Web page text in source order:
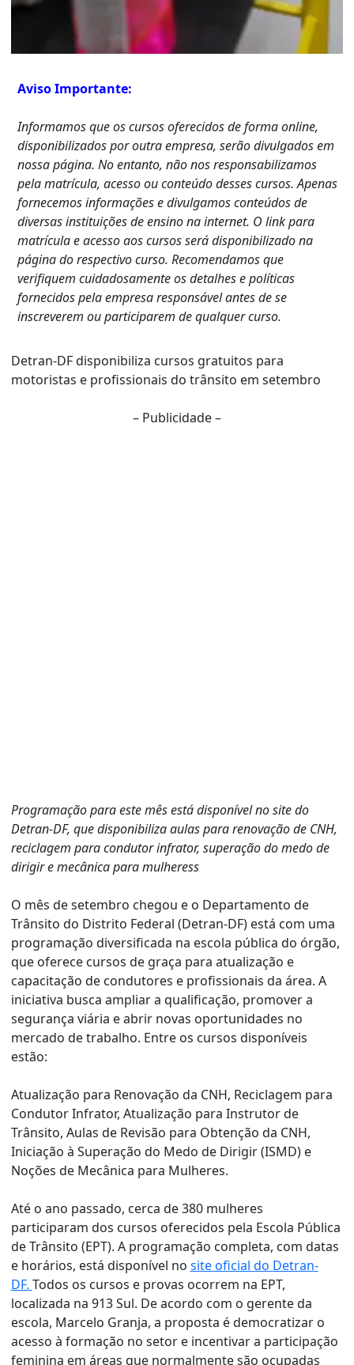
Aviso Importante:
Informamos que os cursos oferecidos de forma online,
disponibilizados por outra empresa, serão divulgados em
nossa página. No entanto, não nos responsabilizamos
pela matrícula, acesso ou conteúdo desses cursos. Apenas
fornecemos informações e divulgamos conteúdos de
diversas instituições de ensino na internet. O link para
matrícula e acesso aos cursos será disponibilizado na
página do respectivo curso. Recomendamos que
verifiquem cuidadosamente os detalhes e políticas
fornecidos pela empresa responsável antes de se
inscreverem ou participarem de qualquer curso.
Detran-DF disponibiliza cursos gratuitos para
motoristas e profissionais do trânsito em setembro
– Publicidade –
Programação para este mês está disponível no site do
Detran-DF, que disponibiliza aulas para renovação de CNH,
reciclagem para condutor infrator, superação do medo de
dirigir e mecânica para mulheress
O mês de setembro chegou e o Departamento de
Trânsito do Distrito Federal (Detran-DF) está com uma
programação diversificada na escola pública do órgão,
que oferece cursos de graça para atualização e
capacitação de condutores e profissionais da área. A
iniciativa busca ampliar a qualificação, promover a
segurança viária e abrir novas oportunidades no
mercado de trabalho. Entre os cursos disponíveis
estão:
Atualização para Renovação da CNH, Reciclagem para
Condutor Infrator, Atualização para Instrutor de
Trânsito, Aulas de Revisão para Obtenção da CNH,
Iniciação à Superação do Medo de Dirigir (ISMD) e
Noções de Mecânica para Mulheres.
Até o ano passado, cerca de 380 mulheres
participaram dos cursos oferecidos pela Escola Pública
de Trânsito (EPT). A programação completa, com datas
e horários, está disponível no site oficial do Detran-
DF. Todos os cursos e provas ocorrem na EPT,
localizada na 913 Sul. De acordo com o gerente da
escola, Marcelo Granja, a proposta é democratizar o
acesso à formação no setor e incentivar a participação
feminina em áreas que normalmente são ocupadas